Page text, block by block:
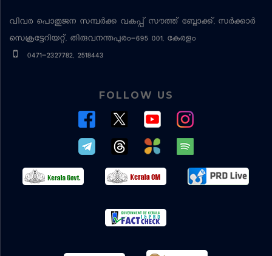
വിവര പൊതുജന സമ്പര്‍ക്ക വകുപ്പ് സൗത്ത് ബ്ലോക്ക്, സര്‍ക്കാര്‍
സെക്രട്ടേറിയറ്റ്, തിരുവനന്തപുരം-695 001, കേരളം
0471-2327782, 2518443
FOLLOW US